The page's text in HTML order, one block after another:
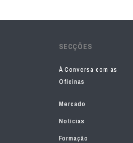
SECÇÕES
À Conversa com as
Oficinas
Mercado
Notícias
Formação